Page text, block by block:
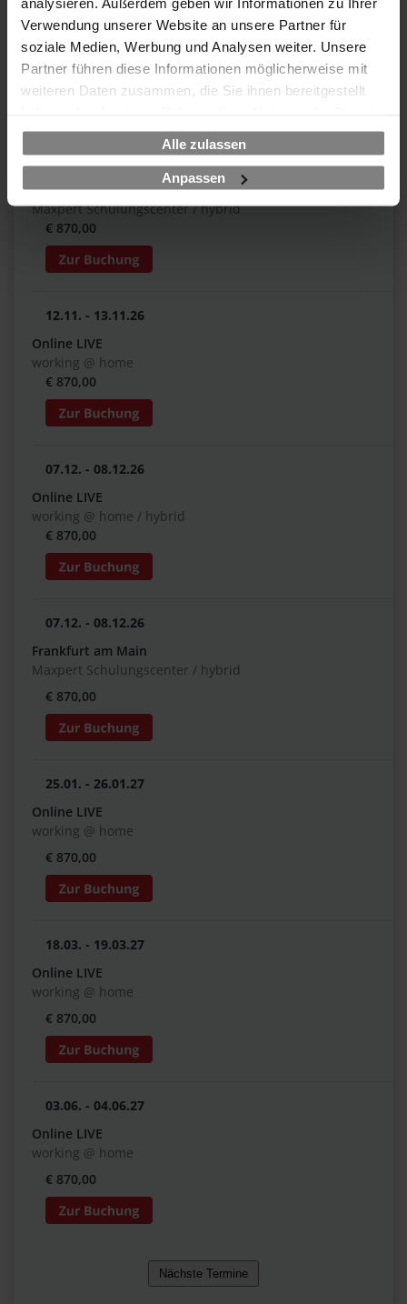
Verwendung unserer Website an unsere Partner für
soziale Medien, Werbung und Analysen weiter. Unsere
Partner führen diese Informationen möglicherweise mit
weiteren Daten zusammen, die Sie ihnen bereitgestellt
gesammelt haben.
Alle zulassen
Anpassen
15.10. - 16.10.26
Online LIVE
working @ home / hybrid
€ 870,00
15.10. - 16.10.26
Frankfurt am Main
Maxpert Schulungscenter / hybrid
€ 870,00
12.11. - 13.11.26
Online LIVE
working @ home
€ 870,00
07.12. - 08.12.26
Online LIVE
working @ home / hybrid
€ 870,00
07.12. - 08.12.26
Frankfurt am Main
Maxpert Schulungscenter / hybrid
€ 870,00
25.01. - 26.01.27
Online LIVE
working @ home
€ 870,00
18.03. - 19.03.27
Online LIVE
working @ home
€ 870,00
03.06. - 04.06.27
Online LIVE
working @ home
€ 870,00